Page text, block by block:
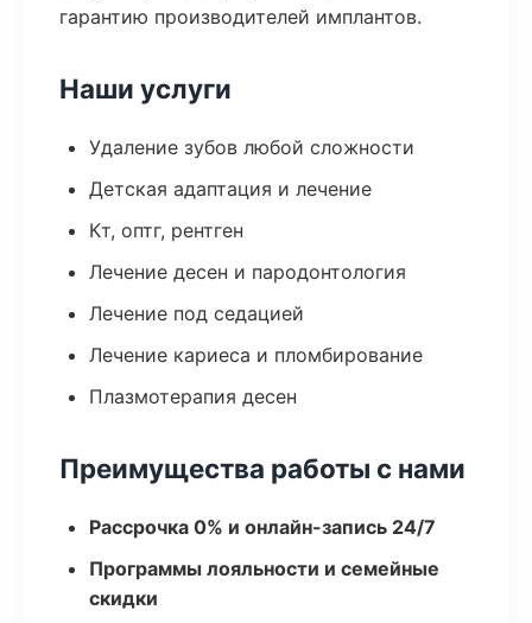
гарантию производителей имплантов.
Наши услуги
Удаление зубов любой сложности
Детская адаптация и лечение
Кт, оптг, рентген
Лечение десен и пародонтология
Лечение под седацией
Лечение кариеса и пломбирование
Плазмотерапия десен
Преимущества работы с нами
Рассрочка 0% и онлайн-запись 24/7
Программы лояльности и семейные
скидки